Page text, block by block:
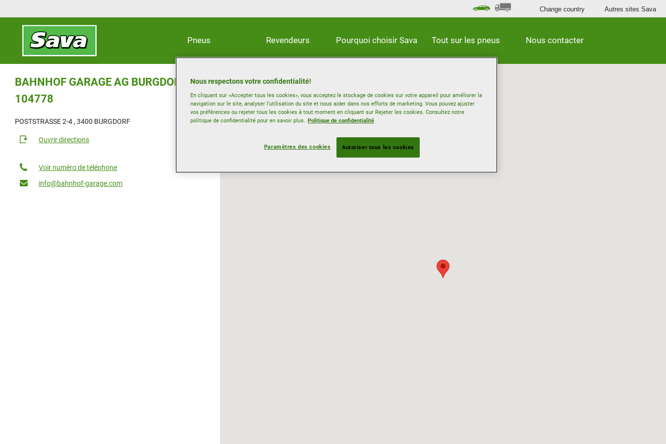
Pneus Revendeurs Pourquoi choisir Sava Tout sur les pneus Nous contacter
Change country Autres sites Sava
BAHNHOF GARAGE AG BURGDORF
104778
POSTSTRASSE 2-4 , 3400 BURGDORF
Ouvrir directions
Voir numéro de téléphone
info@bahnhof-garage.com
Nous respectons votre confidentialité!
En cliquant sur «Accepter tous les cookies», vous acceptez le stockage de cookies sur votre appareil pour améliorer la
navigation sur le site, analyser l'utilisation du site et nous aider dans nos efforts de marketing. Vous pouvez ajuster
vos préférences ou rejeter tous les cookies à tout moment en cliquant sur Rejeter les cookies. Consultez notre
politique de confidentialité pour en savoir plus. Politique de confidentialité
Paramètres des cookies Autoriser tous les cookies